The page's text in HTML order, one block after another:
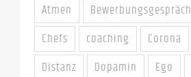
Atmen
Bewerbungsgespräch
Chefs
coaching Corona
Distanz
Dopamin Ego